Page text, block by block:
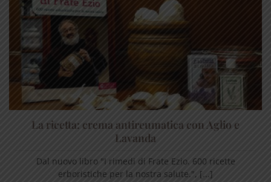
La ricetta: crema antireumatica con Aglio e
Lavanda
Dal nuovo libro "I rimedi di Frate Ezio. 600 ricette
erboristiche per la nostra salute.", [...]